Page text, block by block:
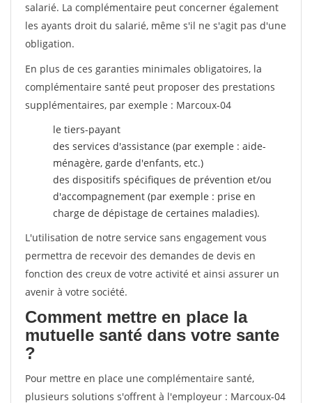
salarié. La complémentaire peut concerner également
les ayants droit du salarié, même s'il ne s'agit pas d'une
obligation.
En plus de ces garanties minimales obligatoires, la
complémentaire santé peut proposer des prestations
supplémentaires, par exemple : Marcoux-04
le tiers-payant
des services d'assistance (par exemple : aide-
ménagère, garde d'enfants, etc.)
des dispositifs spécifiques de prévention et/ou
d'accompagnement (par exemple : prise en
charge de dépistage de certaines maladies).
L'utilisation de notre service sans engagement vous
permettra de recevoir des demandes de devis en
fonction des creux de votre activité et ainsi assurer un
avenir à votre société.
Comment mettre en place la
mutuelle santé dans votre sante
?
Pour mettre en place une complémentaire santé,
plusieurs solutions s'offrent à l'employeur : Marcoux-04